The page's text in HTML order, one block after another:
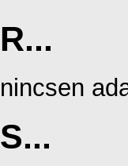
R...
nincsen
S...